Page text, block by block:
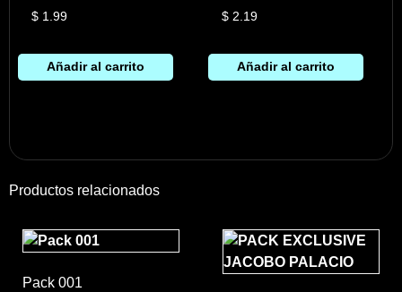
$1.99
Añadir al carrito
$ 2.19
Añadir al carrito
Productos relacionados
Pack 001